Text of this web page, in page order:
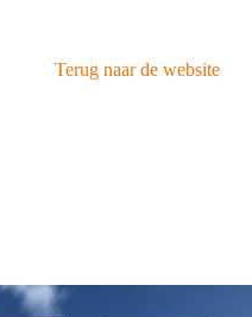
Terug naar de website